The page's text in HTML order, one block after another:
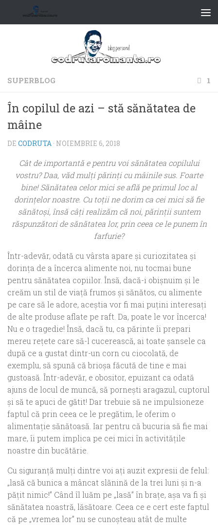
SUPERBLOG 1
În copilul de azi – stă sănătatea de
mâine
DE CODRUTA · NOIEMBRIE 6, 2018
Cât de importantă e pentru voi sănătatea copilului
vostru? Daa, văd mulţi părinţi cu mâinile sus. Foarte
bine! Sănătatea celor mici se află pe primul loc al
dorinţelor noastre. Cu toţii ne dorim ca cei mici să fie
sănătoşi, însă câţi realizăm că noi, părinţii suntem
răspunzători de sănătatea lor, prin ceea ce le punem în
farfurie?
Într-adevăr, odată cu vârsta apare şi curiozitatea şi
dorinţa de a încerca alimente noi, nu tocmai bune
pentru sănătatea copiilor. Însă, dacă-i obişnuim şi le
creăm un stil de viaţă frumos şi sănătos, cu alimente
pe care să le adore, aceştia vor fi mai puţini interesaţi
de alte produse aflate pe raft. Da, poate le vor încerca!
Nu e o tragedie! Însă, dacă tu, ca părinte îi prepari
mereu reţete care să-l cucerească, ai toate şansele ca
după ce a gustat dintr-un corn cu ciocolată, de
exemplu, să spună că brioşa făcută de tine e mai
gustoasă. Într-adevăr, e obositor, epuizant ca odată
ajuns de locul de muncă, să porneşti aragazul, cuptorul
şi să te apuci de gătit! Dar trebuie să ne impulsioneze
faptul că prin ceea ce le pregătim, le oferim o
alimentaţie sănătoasă. Iar pentru că bucuria să fie mai
mare, îi putem implica pe cei mici în activităţile
noastre din bucătărie.
Cu siguranţă mulţi dintre voi aţi auzit expresii de felul:
„lasă că bunica a mâncat slănină de la trei luni şi n-a
păţit nimic!” Când îl luăm pe „lasă” în braţe, aşa va fi şi
sănătatea noastră, lăsătoare. Ceea ce e cert este faptul
că pe „vremea lor” nu se cunoşteau atât de multe